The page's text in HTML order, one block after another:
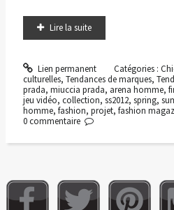
Lire la suite
Lien permanent Catégories :
culturelles, Tendances de marques,
prada, miuccia prada, arena homme,
jeu vidéo, collection, ss2012, spring,
homme, fashion, projet, fashion
0 commentaire